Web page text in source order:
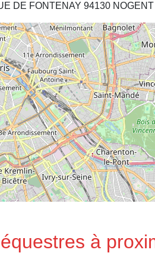
DE FONTENAY 94130
à